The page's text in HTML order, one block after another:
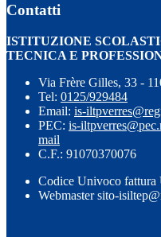
Contatti
ISTITUZIONE
TECNICA E
Via Frère Gilles, 33 -
Tel: 0125/929484
Email: is-
PEC: is-
mail
C.F.: 91070370076
Codice Univoco
Webmaster sito-